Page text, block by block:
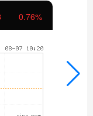
0.76%